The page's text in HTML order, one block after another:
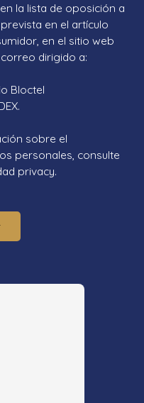
la lista de oposición a
en el artículo
en el sitio web
dirigido a:
Bloctel
sobre el
personales, consulte
privacy.